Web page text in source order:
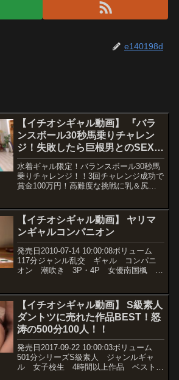
e140198d
【イチオシギャル動画】 『バラ
ンスボール30秒馬乗りチャレン
ジ！失敗したら巨根男とのSEX罰
ゲーム決行！』巨乳水着ギャルが
ディルド付きバランスボールに挑
戦！罰ゲームで突如始まるデカチ
【街角素人モニタリング♯まい
か】
水着ギャル限定！バランスボール30秒馬
乗りチャレンジ！！3回チャレンジ成功で
賞金100万円！高難度な挑戦に乳＆尻を
ームのデカチン中出しSEXに潮吹きが止
まらず快楽の最高潮を天元突破！！！
【街角素人モニタリング】B:86 W:58
H:88※この作品は成人にコスプレをさせ
ています。※この作品の出演者は全て19
歳以上の成人です。（All performers in
this work are adults over the age of 19.）
【イチオシギャル動画】 ヤリマ
ンギャルコンパニオン
発売日2010-07-14 10:00:08ボリューム
117分ジャンル乱交 ギャル コンパニ
オン 潮吹き 3P・4P 女優南国楓 木
（眞雪ゆん） 坂井あいり 瀬咲るな
監督...
【イチオシギャル動画】 S級素人
ダントツに売れた作品BEST！怒
涛の500分100人！！
発売日2017-09-22 10:00:03ボリューム
501分シリーズS級素人 ジャンルギャ
ル 女子校生 4時間以上作品 ベスト・